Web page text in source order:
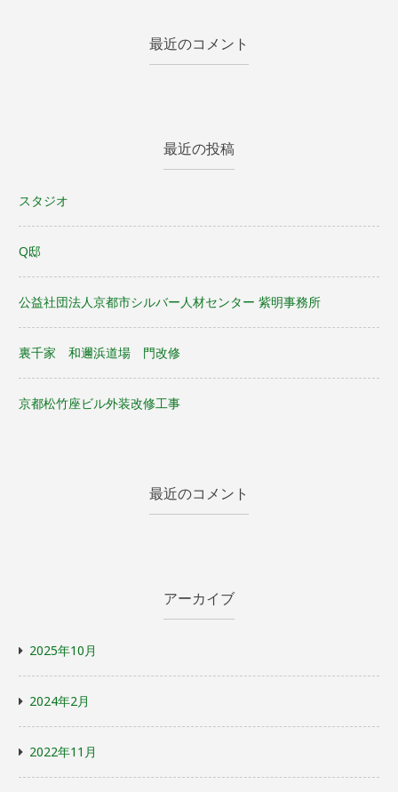
最近のコメント
最近の投稿
スタジオ
Q邸
公益社団法人京都市シルバー人材センター 紫明事務所
裏千家 和邇浜道場 門改修
京都松竹座ビル外装改修工事
最近のコメント
アーカイブ
2025年10月
2024年2月
2022年11月